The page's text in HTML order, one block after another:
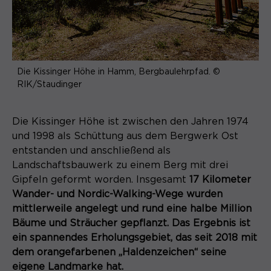
Name cookie_optin
Anbieter Sgalinski
Laufzeit 1 Monat
aktuellen Domäne.
Die Kissinger Höhe in Hamm, Bergbaulehrpfad. ©
RIK/Staudinger
Die Kissinger Höhe ist zwischen den Jahren 1974
und 1998 als Schüttung aus dem Bergwerk Ost
entstanden und anschließend als
Landschaftsbauwerk zu einem Berg mit drei
Gipfeln geformt worden. Insgesamt 17 Kilometer
Wander- und Nordic-Walking-Wege wurden
mittlerweile angelegt und rund eine halbe Million
Bäume und Sträucher gepflanzt. Das Ergebnis ist
ein spannendes Erholungsgebiet, das seit 2018 mit
dem orangefarbenen „Haldenzeichen“ seine
eigene Landmarke hat.